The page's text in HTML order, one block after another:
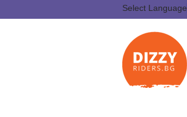
Select Language